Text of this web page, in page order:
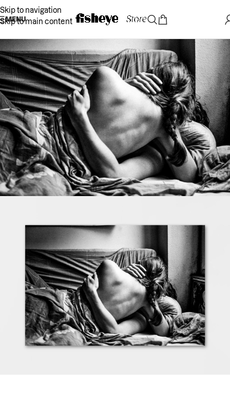
Skip to navigation
Skip to main content
MENU